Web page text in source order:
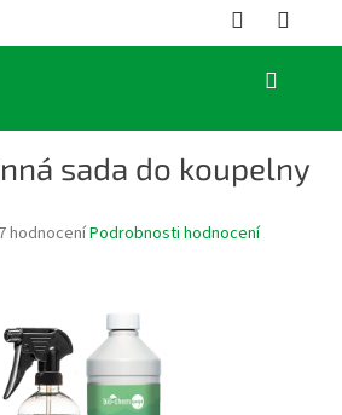
NÁKUPNÍ
sada do koupelny
Průměrné
3,6
z
hvězdiček.
7 hodnoceníPodrobnosti hodnocení